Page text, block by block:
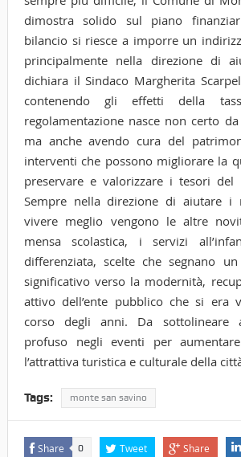
dimostra solido sul piano
bilancio si riesce a imporre un
principalmente nella direzione di
dichiara il Sindaco Margherita
contenendo gli effetti della
regolamentazione nasce non certo
ma anche avendo cura del
interventi che possono migliorare la
preservare e valorizzare i tesori
Sempre nella direzione di aiutare i
vivere meglio vengono le altre
mensa scolastica, i servizi
differenziata, scelte che segnano
significativo verso la modernità,
attivo dell’ente pubblico che si era
corso degli anni. Da sottolineare
profuso negli eventi per
l’attrattiva turistica e culturale della
Tags: monte san savino
Share 0 Tweet Share